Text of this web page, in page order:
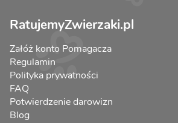
RatujemyZwierzaki.pl
Załóż konto Pomagacza
Regulamin
Polityka prywatności
FAQ
Potwierdzenie darowizn
Blog